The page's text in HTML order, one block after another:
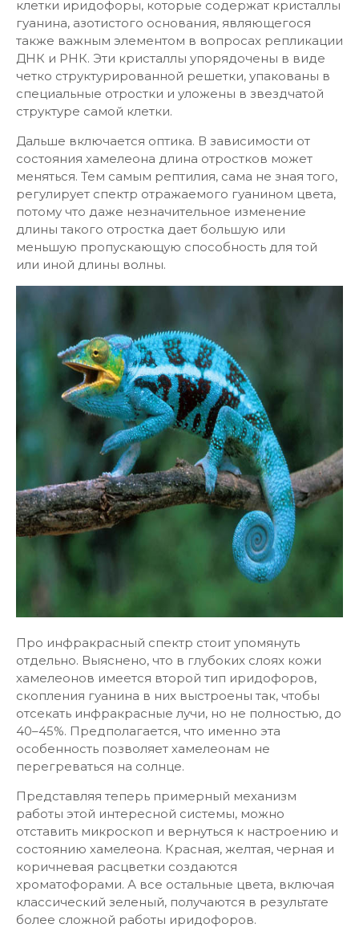
клетки иридофоры, которые содержат кристаллы
гуанина, азотистого основания, являющегося
также важным элементом в вопросах репликации
ДНК и РНК. Эти кристаллы упорядочены в виде
четко структурированной решетки, упакованы в
специальные отростки и уложены в звездчатой
структуре самой клетки.
Дальше включается оптика. В зависимости от
состояния хамелеона длина отростков может
меняться. Тем самым рептилия, сама не зная того,
регулирует спектр отражаемого гуанином цвета,
потому что даже незначительное изменение
длины такого отростка дает большую или
меньшую пропускающую способность для той
или иной длины волны.
Про инфракрасный спектр стоит упомянуть
отдельно. Выяснено, что в глубоких слоях кожи
хамелеонов имеется второй тип иридофоров,
скопления гуанина в них выстроены так, чтобы
отсекать инфракрасные лучи, но не полностью, до
40–45%. Предполагается, что именно эта
особенность позволяет хамелеонам не
перегреваться на солнце.
Представляя теперь примерный механизм
работы этой интересной системы, можно
отставить микроскоп и вернуться к настроению и
состоянию хамелеона. Красная, желтая, черная и
коричневая расцветки создаются
хроматофорами. А все остальные цвета, включая
классический зеленый, получаются в результате
более сложной работы иридофоров.